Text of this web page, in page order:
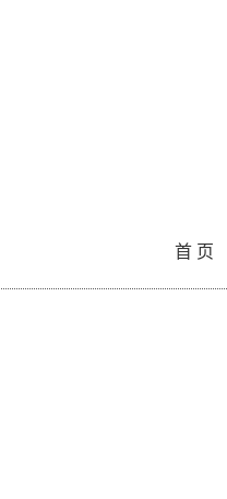
首 页